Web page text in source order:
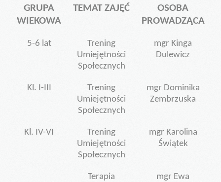
GRUPA
WIEKOWA
TEMAT ZAJĘĆ
OSOBA
PROWADZĄCA
5-6 lat
Trening
Umiejętności
Społecznych
mgr Kinga
Dulewicz
Kl. I-III
Trening
Umiejętności
Społecznych
mgr Dominika
Zembrzuska
Kl. IV-VI
Trening
Umiejętności
Społecznych
mgr Karolina
Świątek
Terapia
mgr Ewa